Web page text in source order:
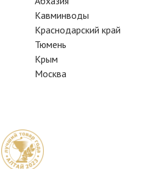
Кавминводы
Краснодарский край
Тюмень
Крым
Москва